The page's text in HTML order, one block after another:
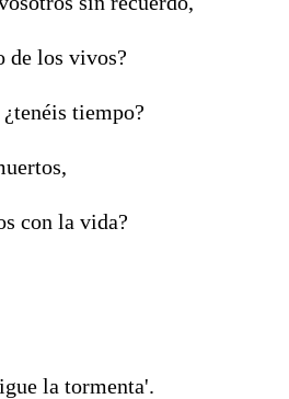
de los vivos?
tiempo?
con la vida?
la tormenta'.